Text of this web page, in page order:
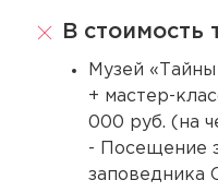
В стоимость
Музей
+ мастер-
000 руб. (на
- Посещение
заповедника